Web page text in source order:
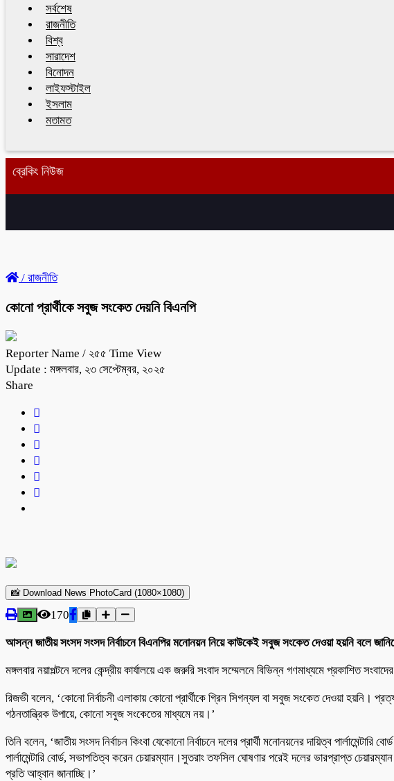
সর্বশেষ
রাজনীতি
বিশ্ব
সারাদেশ
বিনোদন
লাইফস্টাইল
ইসলাম
মতামত
ব্রেকিং নিউজ
/ রাজনীতি
কোনো প্রার্থীকে সবুজ সংকেত দেয়নি বিএনপি
Reporter Name / ২৫৫ Time View
Update : মঙ্গলবার, ২৩ সেপ্টেম্বর, ২০২৫
Share
📸 Download News PhotoCard (1080×1080)
170
আসন্ন জাতীয় সংসদ সংসদ নির্বাচনে বিএনপির মনোনয়ন নিয়ে কাউকেই সবুজ সংকেত দেওয়া হয়নি বলে
মঙ্গলবার নয়াপল্টনে দলের কেন্দ্রীয় কার্যালয়ে এক জরুরি সংবাদ সম্মেলনে বিভিন্ন গণমাধ্যমে প্রকাশিত
রিজভী বলেন, ‘কোনো নির্বাচনী এলাকায় কোনো প্রার্থীকে গ্রিন সিগন্যল বা সবুজ সংকেত দেওয়া হয়নি।
গঠনতান্ত্রিক উপায়ে, কোনো সবুজ সংকেতের মাধ্যমে নয়।’
তিনি বলেন, ‘জাতীয় সংসদ নির্বাচন কিংবা যেকোনো নির্বাচনে দলের প্রার্থী মনোনয়নের দায়িত্ব
পার্লামেন্টারি বোর্ড, সভাপতিত্ব করেন চেয়ারম্যান।সুতরাং তফসিল ঘোষণার পরেই দলের ভারপ্রাপ্ত
প্রতি আহ্বান জানাচ্ছি।’